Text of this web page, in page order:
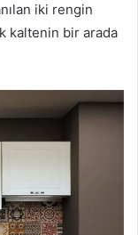
iki rengin
kaltenin bir arada